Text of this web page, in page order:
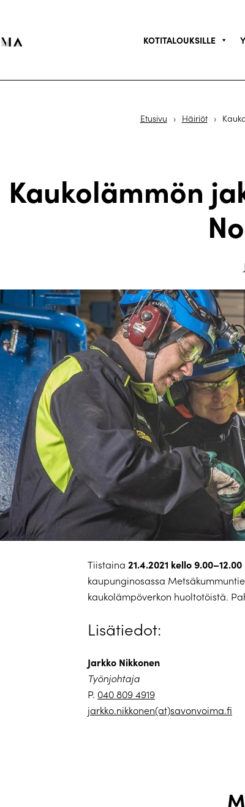
KOTITALOUKSILLE
Etusivu › Häiriöt ›
Kaukolämmön
Tiistaina 21.4.2021 kello 9.00–12.00
kaupunginosassa
kaukolämpöverkon huoltotöistä.
Lisätiedot:
Jarkko Nikkonen
Työnjohtaja
P. 040 809 4919
jarkko.nikkonen(at)savonvoima.fi